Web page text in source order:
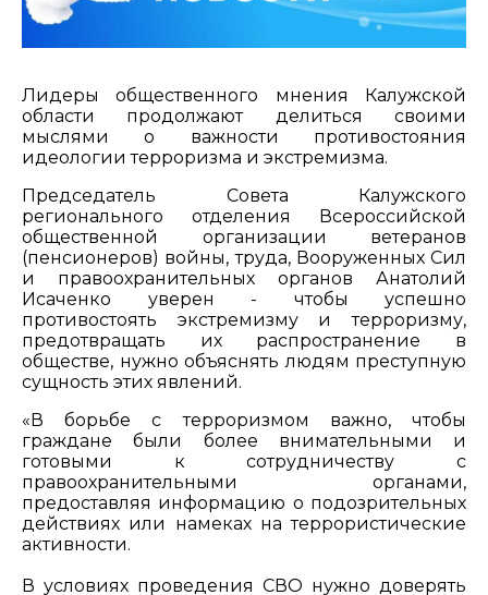
Лидеры общественного мнения Калужской
области продолжают делиться своими
мыслями о важности противостояния
идеологии терроризма и экстремизма.
Председатель Совета Калужского
регионального отделения Всероссийской
общественной организации ветеранов
(пенсионеров) войны, труда, Вооруженных Сил
и правоохранительных органов Анатолий
Исаченко уверен - чтобы успешно
противостоять экстремизму и терроризму,
предотвращать их распространение в
обществе, нужно объяснять людям преступную
сущность этих явлений.
«В борьбе с терроризмом важно, чтобы
граждане были более внимательными и
готовыми к сотрудничеству с
правоохранительными органами,
предоставляя информацию о подозрительных
действиях или намеках на террористические
активности.
В условиях проведения СВО нужно доверять